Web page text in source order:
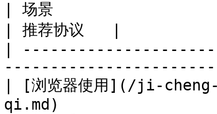
| 场景
| 推荐协议   |
|
| [浏览器使用](/ji-
qi.md)